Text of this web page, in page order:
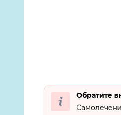
Обратите